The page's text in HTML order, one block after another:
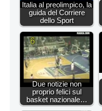
Italia al preolimpico, la
guida del Corriere
dello Sport
Due notizie non
proprio felici sul
basket nazionale…